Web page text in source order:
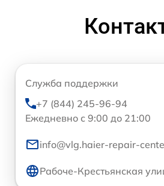
Служба поддержки
+7 (844) 245-96-94
Ежедневно с 9:00 до 21:00
info@vlg.haier-repair-
Рабоче-Крестьянская